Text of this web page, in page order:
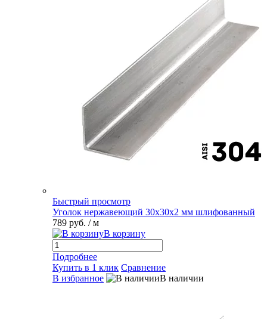
Быстрый просмотр
Уголок нержавеющий 30х30х2 мм шлифованный
789 руб. / м
В корзину
Подробнее
Купить в 1 клик Сравнение
В избранное
В наличии